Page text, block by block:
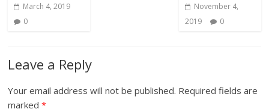
March 4, 2019
0
November 4,
2019
0
Leave a Reply
Your email address will not be published. Required fields are
marked*